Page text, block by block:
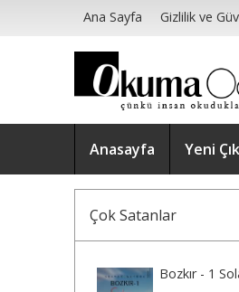
Ana Sayfa Gizlilik ve
Anasayfa Yeni
Çok Satanlar
Bozkır - 1